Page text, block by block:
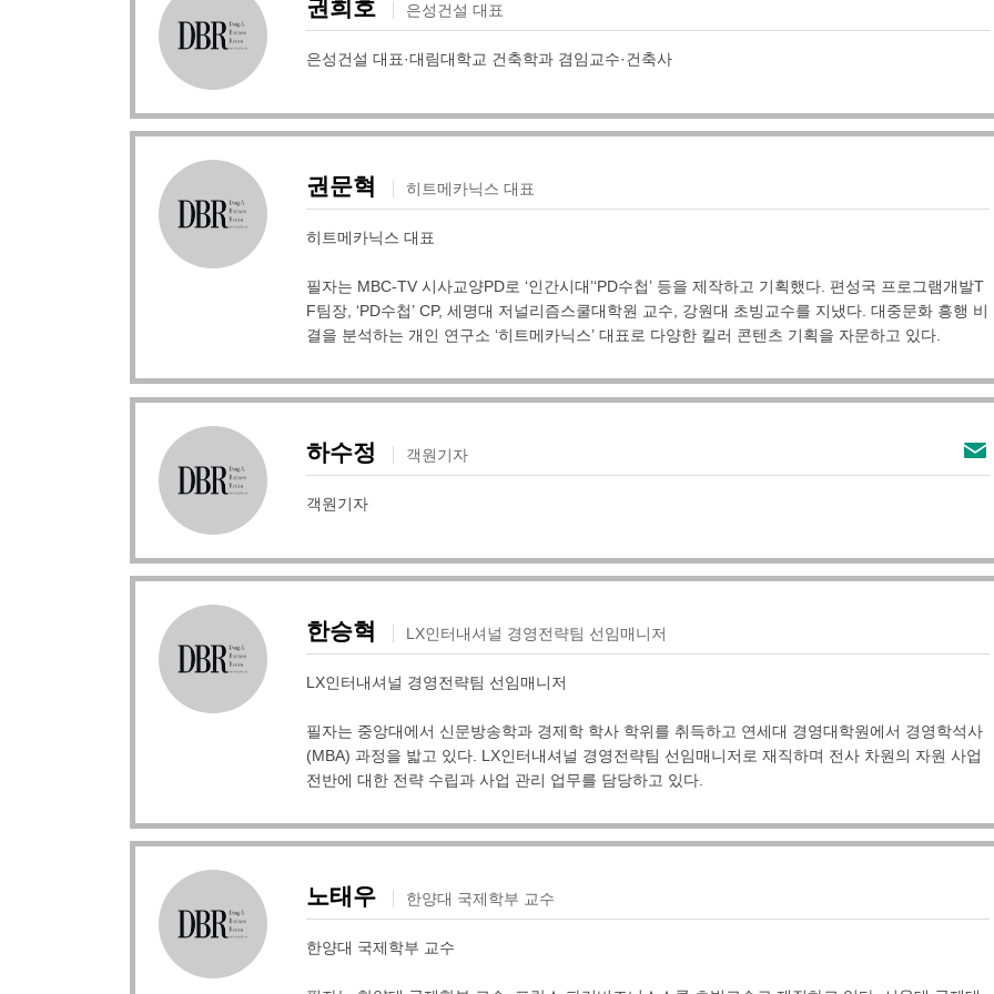
권희호 은성건설 대표
은성건설 대표·대림대학교 건축학과 겸임교수·건축사
권문혁 히트메카닉스 대표
히트메카닉스 대표
필자는 MBC-TV 시사교양PD로 ‘인간시대’‘PD수첩’ 등을 제작하고 기획했다. 편성국 프로그램개발T
F팀장, ‘PD수첩’ CP, 세명대 저널리즘스쿨대학원 교수, 강원대 초빙교수를 지냈다. 대중문화 흥행 비
결을 분석하는 개인 연구소 ‘히트메카닉스’ 대표로 다양한 킬러 콘텐츠 기획을 자문하고 있다.
하수정 객원기자
객원기자
한승혁 LX인터내셔널 경영전략팀 선임매니저
LX인터내셔널 경영전략팀 선임매니저
필자는 중앙대에서 신문방송학과 경제학 학사 학위를 취득하고 연세대 경영대학원에서 경영학석사
(MBA) 과정을 밟고 있다. LX인터내셔널 경영전략팀 선임매니저로 재직하며 전사 차원의 자원 사업
전반에 대한 전략 수립과 사업 관리 업무를 담당하고 있다.
노태우 한양대 국제학부 교수
한양대 국제학부 교수